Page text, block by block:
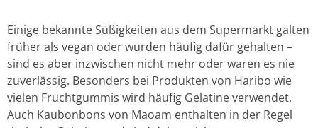
Einige bekannte Süßigkeiten aus dem Supermarkt galten
früher als vegan oder wurden häufig dafür gehalten –
sind es aber inzwischen nicht mehr oder waren es nie
zuverlässig. Besonders bei Produkten von Haribo wie
vielen Fruchtgummis wird häufig Gelatine verwendet.
Auch Kaubonbons von Maoam enthalten in der Regel